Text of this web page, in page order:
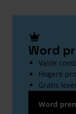
Word
Vaste
Hogere
Gratis
Word